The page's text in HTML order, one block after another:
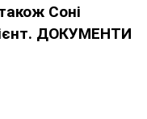
Соні
ДОКУМЕНТИ